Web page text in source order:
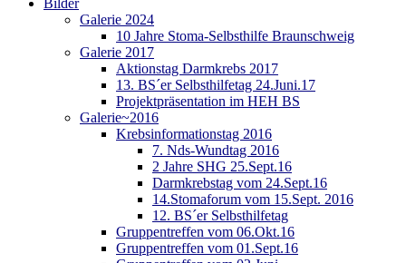
Galerie 2024
10 Jahre Stoma-Selbsthilfe Braunschweig
Galerie 2017
Aktionstag Darmkrebs 2017
13. BS´er Selbsthilfetag 24.Juni.17
Projektpräsentation im HEH BS
Galerie~2016
Krebsinformationstag 2016
7. Nds-Wundtag 2016
2 Jahre SHG 25.Sept.16
Darmkrebstag vom 24.Sept.16
14.Stomaforum vom 15.Sept. 2016
12. BS´er Selbsthilfetag
Gruppentreffen vom 06.Okt.16
Gruppentreffen vom 01.Sept.16